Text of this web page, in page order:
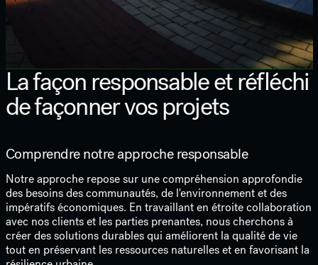
La façon responsable et réfléchi
de façonner vos projets
Comprendre notre approche responsable
Notre approche repose sur une compréhension approfondie
des besoins des communautés, de l'environnement et des
impératifs économiques. En travaillant en étroite collaboration
avec nos clients et les parties prenantes, nous cherchons à
créer des solutions durables qui améliorent la qualité de vie
tout en préservant les ressources naturelles et en favorisant la